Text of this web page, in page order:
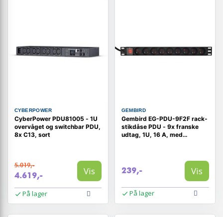
CYBERPOWER
CyberPower PDU81005 - 1U
overvåget og switchbar PDU,
8x C13, sort
5.019,-
4.619,- Vis
På lager
GEMBIRD
Gembird EG-PDU-9F2F rack-
stikdåse PDU - 9x franske
udtag, 1U, 16 A, med
239,- Vis
På lager